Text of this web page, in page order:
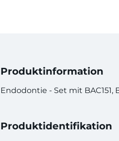
Produktinformation
Endodontie - Set mit BAC151,
Produktidentifikation